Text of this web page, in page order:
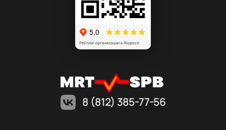
8 (812) 385-77-56